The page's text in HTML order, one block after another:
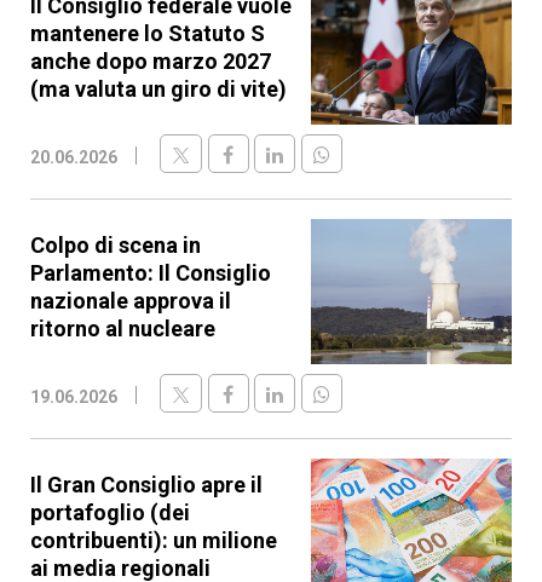
Il Consiglio federale vuole
mantenere lo Statuto S
anche dopo marzo 2027
(ma valuta un giro di vite)
20.06.2026
Colpo di scena in
Parlamento: Il Consiglio
nazionale approva il
ritorno al nucleare
19.06.2026
Il Gran Consiglio apre il
portafoglio (dei
contribuenti): un milione
ai media regionali